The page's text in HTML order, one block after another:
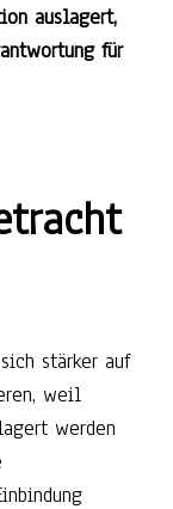
auslagert,
für
stärker auf
weil
werden